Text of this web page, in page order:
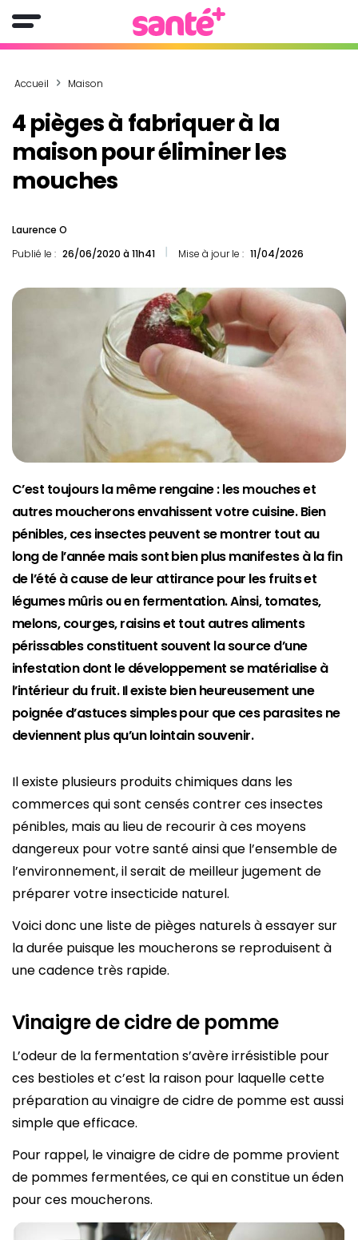
Accueil Maison
4 pièges à fabriquer à la
maison pour éliminer les
mouches
Laurence O
Publié le : 26/06/2020 à 11h41 Mise à jour le : 11/04/2026
C’est toujours la même rengaine : les mouches et
autres moucherons envahissent votre cuisine. Bien
pénibles, ces insectes peuvent se montrer tout au
long de l’année mais sont bien plus manifestes à la fin
de l’été à cause de leur attirance pour les fruits et
légumes mûris ou en fermentation. Ainsi, tomates,
melons, courges, raisins et tout autres aliments
périssables constituent souvent la source d’une
infestation dont le développement se matérialise à
l’intérieur du fruit. Il existe bien heureusement une
poignée d’astuces simples pour que ces parasites ne
deviennent plus qu’un lointain souvenir.
Il existe plusieurs produits chimiques dans les
commerces qui sont censés contrer ces insectes
pénibles, mais au lieu de recourir à ces moyens
dangereux pour votre santé ainsi que l’ensemble de
l’environnement, il serait de meilleur jugement de
préparer votre insecticide naturel.
Voici donc une liste de pièges naturels à essayer sur
la durée puisque les moucherons se reproduisent à
une cadence très rapide.
Vinaigre de cidre de pomme
L’odeur de la fermentation s’avère irrésistible pour
ces bestioles et c’est la raison pour laquelle cette
préparation au vinaigre de cidre de pomme est aussi
simple que efficace.
Pour rappel, le vinaigre de cidre de pomme provient
de pommes fermentées, ce qui en constitue un éden
pour ces moucherons.